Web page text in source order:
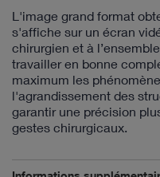
L'image grand format
s'affiche sur un écran
chirurgien et à
travailler en bonne
maximum les
l'agrandissement des
garantir une précision
gestes chirurgicaux.